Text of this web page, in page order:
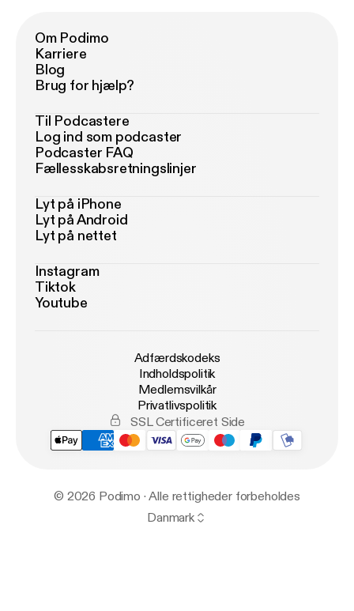
Om Podimo
Karriere
Blog
Brug for hjælp?
Til Podcastere
Log ind som podcaster
Podcaster FAQ
Fællesskabsretningslinjer
Lyt på iPhone
Lyt på Android
Lyt på nettet
Instagram
Tiktok
Youtube
Adfærdskodeks
Indholdspolitik
Medlemsvilkår
Privatlivspolitik
SSL Certificeret Side
© 2026 Podimo · Alle rettigheder forbeholdes
Danmark